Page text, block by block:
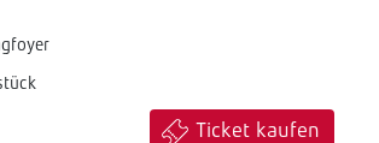
Ticket kaufen